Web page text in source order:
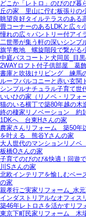
どこか「レトロ」のびのび暮
丘の家＿里山に佇む板張りの
眺望良好タイルテラスのある
畳コーナーのあるLDKと広々
憧れの広々パントリー付アイ
二世帯が集う軒の深いシンプ
旗竿敷地＿螺旋階段で繋がる
中庭バスコートと犬同居_目
2WAYロフト付子供部屋＿葛
書庫と吹抜けリビング 練馬
ルーフバルコニーと赤い玄関
シンプルナチュラル子育て
いいひの家（リノベ・リフォ
猫のいる横丁で築80年越の木
終の棲家リノベーション＿約
1DKへ＿台東Hさんの家
農家さんリフォーム＿築50
を叶える＿熊谷Yさんの家
大人世代のマンションリノベ
板橋Oさんの家
子育てのびのび&快適！回遊
川Sさんの家
北欧インテリアを愉しむベー
の家
親孝行ご実家リフォーム_水
インダストリアルなオフィス
築46年レトロさを活かすリフ
東京下町民家リフォーム＿木